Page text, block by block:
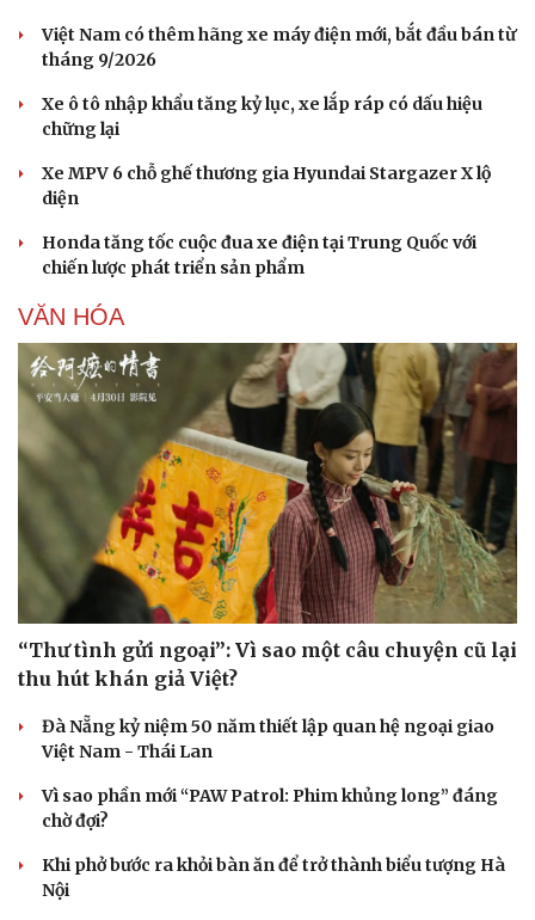
Việt Nam có thêm hãng xe máy điện mới, bắt đầu bán từ
tháng 9/2026
Xe ô tô nhập khẩu tăng kỷ lục, xe lắp ráp có dấu hiệu
chững lại
Xe MPV 6 chỗ ghế thương gia Hyundai Stargazer X lộ
diện
Honda tăng tốc cuộc đua xe điện tại Trung Quốc với
chiến lược phát triển sản phẩm
VĂN HÓA
“Thư tình gửi ngoại”: Vì sao một câu chuyện cũ lại
thu hút khán giả Việt?
Đà Nẵng kỷ niệm 50 năm thiết lập quan hệ ngoại giao
Việt Nam - Thái Lan
Vì sao phần mới “PAW Patrol: Phim khủng long” đáng
chờ đợi?
Khi phở bước ra khỏi bàn ăn để trở thành biểu tượng Hà
Nội